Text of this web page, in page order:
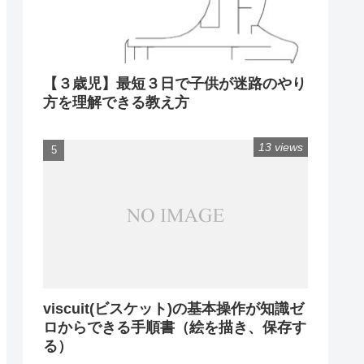
【３歳児】最短３日で子供が迷路のやり
方を理解できる教え方
viscuit(ビスケット)の基本操作が知識ゼ
ロからできる手順書（絵を描き、保存す
る）
13 views